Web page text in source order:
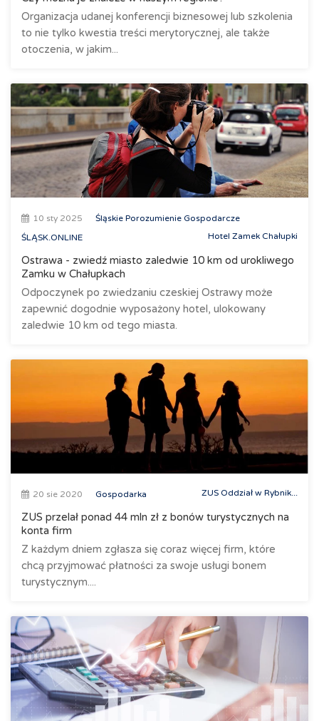
Organizacja udanej konferencji biznesowej lub szkolenia
to nie tylko kwestia treści merytorycznej, ale także
otoczenia, w jakim...
10 sty 2025
Śląskie Porozumienie Gospodarcze
ŚLĄSK.ONLINE
Hotel Zamek Chałupki
Ostrawa - zwiedź miasto zaledwie 10 km od urokliwego
Zamku w Chałupkach
Odpoczynek po zwiedzaniu czeskiej Ostrawy może
zapewnić dogodnie wyposażony hotel, ulokowany
zaledwie 10 km od tego miasta.
20 sie 2020 Gospodarka ZUS Oddział w Rybnik...
ZUS przelał ponad 44 mln zł z bonów turystycznych na
konta firm
Z każdym dniem zgłasza się coraz więcej firm, które
chcą przyjmować płatności za swoje usługi bonem
turystycznym....